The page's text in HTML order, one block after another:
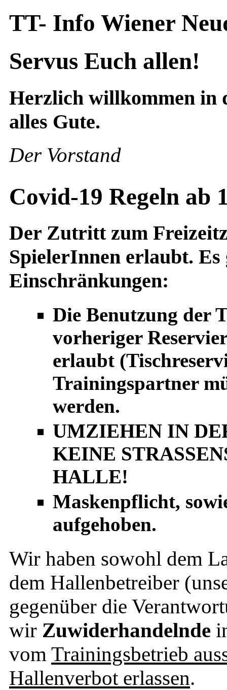
TT- Info Wiener
Servus Euch allen!
Herzlich willkommen in
alles Gute.
Der Vorstand
Covid-19 Regeln ab
Der Zutritt zum
SpielerInnen erlaubt. Es
Einschränkungen:
Die Benutzung der
vorheriger
erlaubt
Trainingspartner
werden.
UMZIEHEN IN
KEINE
HALLE!
Maskenpflicht,
aufgehoben.
Wir haben sowohl dem
dem Hallenbetreiber
gegenüber die
wir Zuwiderhandelnde
vom Trainingsbetrieb
Hallenverbot erlassen.